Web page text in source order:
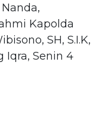
Kapolda
SH, S.I.K,
Iqra, Senin 4